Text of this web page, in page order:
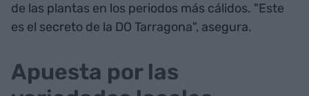
de las plantas en los periodos más cálidos. "Este
es el secreto de la DO Tarragona", asegura.
Apuesta por las